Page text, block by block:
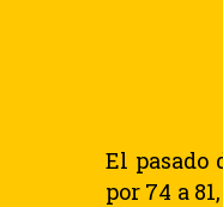
El pasado
por 74 a